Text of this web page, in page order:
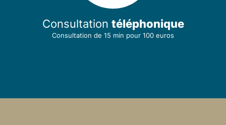
Consultation téléphonique
Consultation de 15 min pour 100 euros